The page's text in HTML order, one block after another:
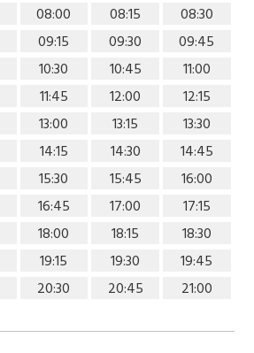
08:00 08:15
08:30
09:15 09:30
09:45
10:30 10:45
11:00
11:45 12:00
12:15
13:00 13:15
13:30
14:15 14:30
14:45
15:30 15:45
16:00
16:45 17:00
17:15
18:00 18:15
18:30
19:15 19:30
19:45
20:30 20:45 21:00